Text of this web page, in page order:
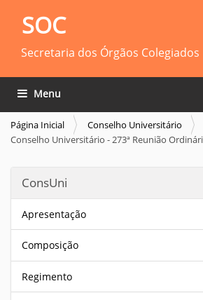
SOC
Secretaria dos Órgãos Colegiados
Toggle navigation
Página Inicial Conselho Universitário
Conselho Universitário - 273ª Reunião
ConsUni
Apresentação
Composição
Regimento